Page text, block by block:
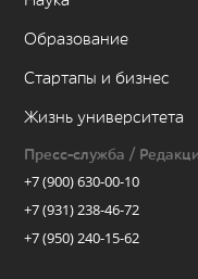
Образование
Стартапы и бизнес
Жизнь университета
Пресс-служба /
+7 (900) 630-00-10
+7 (931) 238-46-72
+7 (950) 240-15-62